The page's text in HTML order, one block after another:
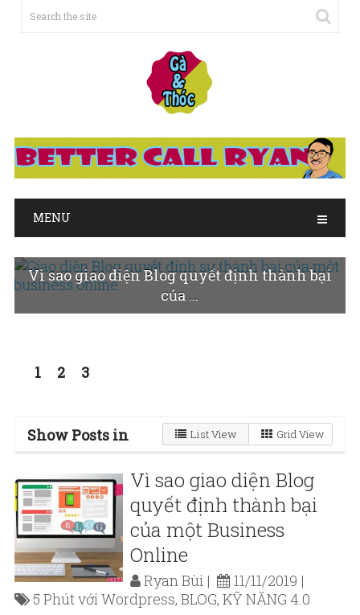
MENU
Vì sao giao diện Blog quyết định thành bại
của ...
1 2 3
Show Posts in List View Grid View
Vì sao giao diện Blog
quyết định thành bại
của một Business
Online
Ryan Bùi
11/11/2019
5 Phút với Wordpress, BLOG, KỸ NĂNG 4.0